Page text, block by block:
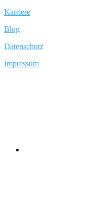
Karriere
Blog
Datenschutz
Impressum